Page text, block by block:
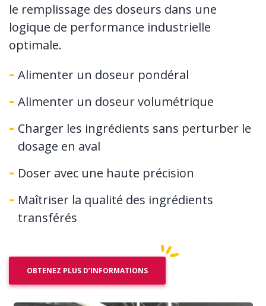
le remplissage des doseurs dans une
logique de performance industrielle
optimale.
Alimenter un doseur pondéral
Alimenter un doseur volumétrique
Charger les ingrédients sans perturber le
dosage en aval
Doser avec une haute précision
Maîtriser la qualité des ingrédients
transférés
OBTENEZ PLUS D’INFORMATIONS